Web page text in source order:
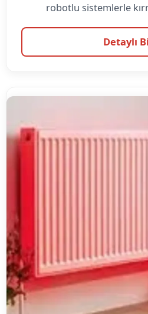
robotlu sistemlerle
Detaylı